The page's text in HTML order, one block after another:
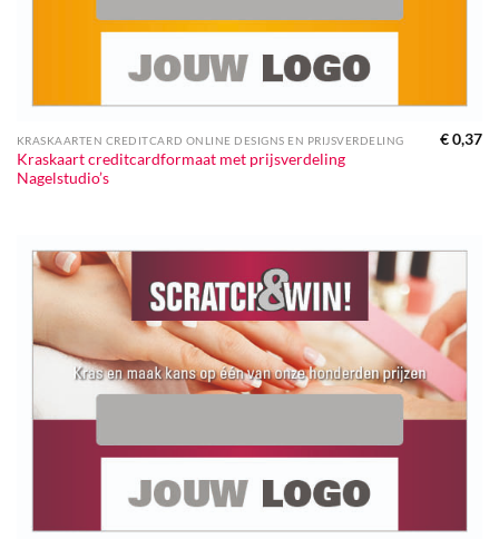
KRASKAARTEN CREDITCARD ONLINE DESIGNS EN PRIJSVERDELING
Kraskaart creditcardformaat met prijsverdeling
Nagelstudio’s
€0,37